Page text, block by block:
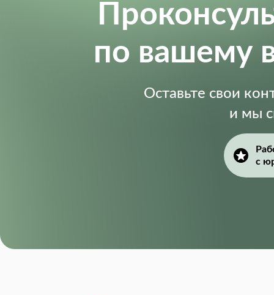
по вашему
Оставьте свои
и мы
с